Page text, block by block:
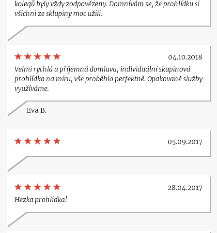
kolegů byly vždy zodpovězeny. Domnívám se, že prohlídku si
všichni ze sklupiny moc užili.
04.10.2018
Velmi rychlá a příjemná domluva, individuální skupinová
prohlídka na míru, vše proběhlo perfektně. Opakovaně služby
využíváme.
Eva B.
05.09.2017
28.04.2017
Hezka prohlidka!